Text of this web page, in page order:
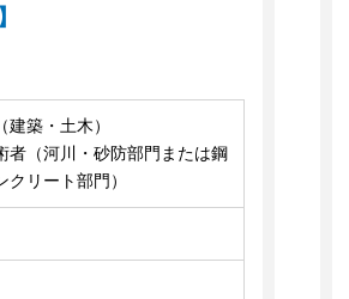
築・土木）
者（河川・砂防部門または鋼
クリート部門）